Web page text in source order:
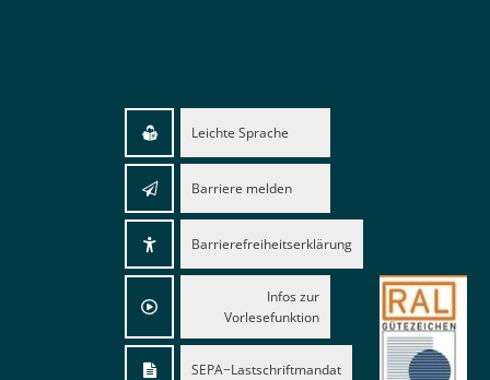
Leichte Sprache
Barriere melden
Barrierefreiheitserklärung
Infos zur
Vorlesefunktion
SEPA−Lastschriftmandat